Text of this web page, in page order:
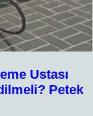
Ustası
Petek